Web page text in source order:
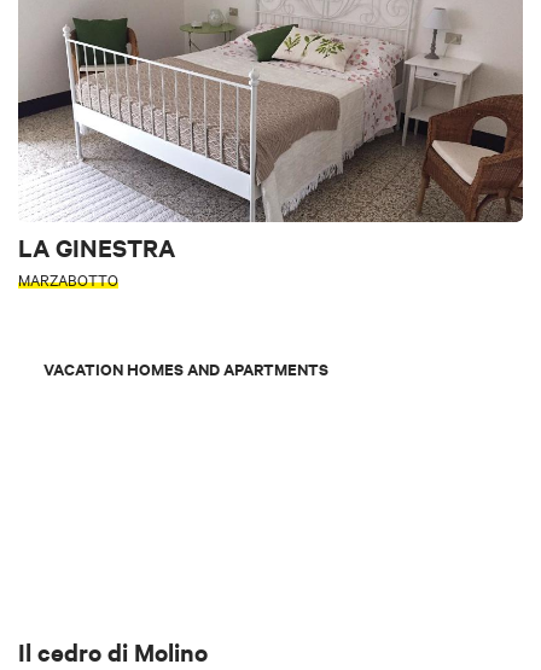
LA GINESTRA
MARZABOTTO
VACATION HOMES AND APARTMENTS
Il cedro di Molino